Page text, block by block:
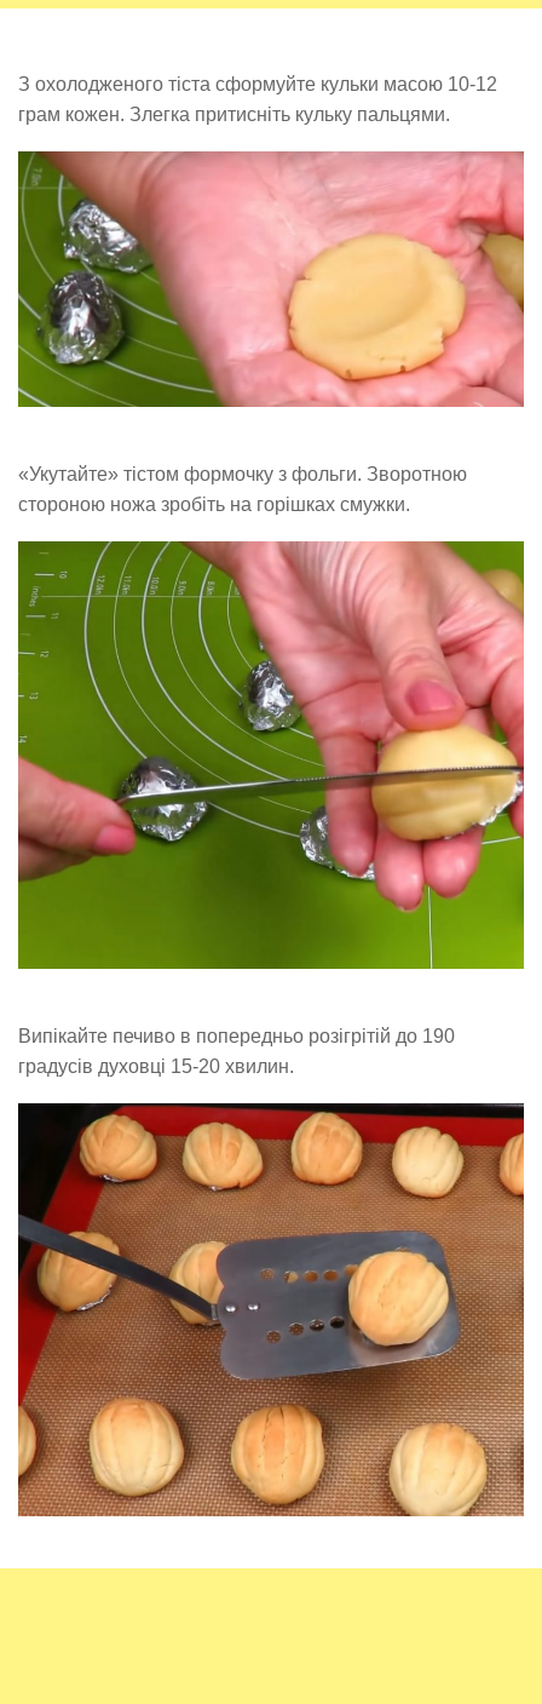
З охолодженого тіста сформуйте кульки масою 10-12
грам кожен. Злегка притисніть кульку пальцями.
«Укутайте» тістом формочку з фольги. Зворотною
стороною ножа зробіть на горішках смужки.
Випікайте печиво в попередньо розігрітій до 190
градусів духовці 15-20 хвилин.